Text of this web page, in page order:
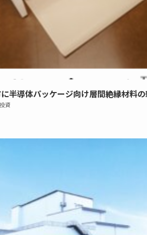
半導体パッケージ向け層間絶縁材料
資